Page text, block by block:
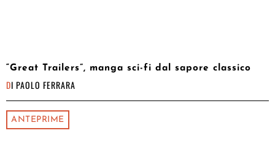
“Great Trailers”, manga sci-fi dal sapore classico
DI PAOLO FERRARA
ANTEPRIME